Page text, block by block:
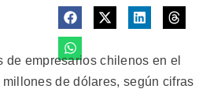
empresarios chilenos en el
de dólares, según cifras